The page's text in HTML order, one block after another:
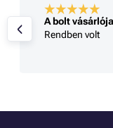
A bolt vásárlója
Rendben volt